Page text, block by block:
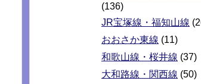
(136)
JR宝塚線・福知山線
おおさか東線 (11)
和歌山線・桜井線 (37)
大和路線・関西線 (50)